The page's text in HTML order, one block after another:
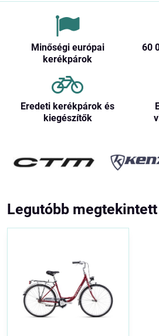
Minőségi európai
kerékpárok
60
Eredeti kerékpárok és
kiegészítők
Legutóbb